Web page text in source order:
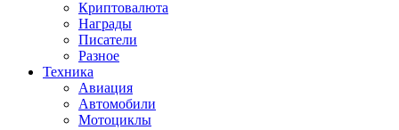
Криптовалюта
Награды
Писатели
Разное
Техника
Авиация
Автомобили
Мотоциклы